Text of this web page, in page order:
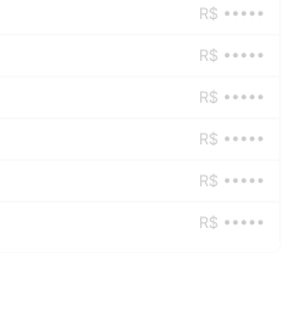
R$ •••••
R$ •••••
R$ •••••
R$ •••••
R$ •••••
R$ •••••